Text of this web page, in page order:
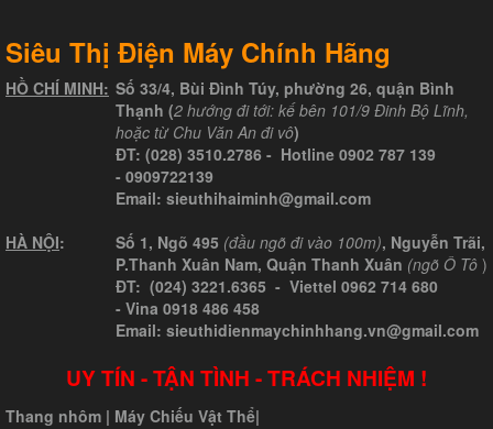
Siêu Thị Điện Máy Chính Hãng
HỒ CHÍ MINH: Số 33/4, Bùi Đình Túy, phường 26, quận Bình
Thạnh (2 hướng đi tới: kế bên 101/9 Đinh Bộ Lĩnh,
hoặc từ Chu Văn An đi vô)
ĐT: (028) 3510.2786 - Hotline 0902 787 139
- 0909722139
Email: sieuthihaiminh@gmail.com
HÀ NỘI: Số 1, Ngõ 495 (đầu ngõ đi vào 100m), Nguyễn Trãi,
P.Thanh Xuân Nam, Quận Thanh Xuân (ngõ Ô Tô )
ĐT: (024) 3221.6365 - Viettel 0962 714 680
- Vina 0918 486 458
Email: sieuthidienmaychinhhang.vn@gmail.com
UY TÍN - TẬN TÌNH - TRÁCH NHIỆM !
Thang nhôm | Máy Chiếu Vật Thể|